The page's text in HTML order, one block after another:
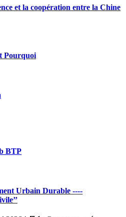
et la coopération entre la Chine
Pourquoi
BTP
Urbain Durable ----